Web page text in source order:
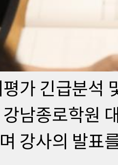
가 긴급분석
남종로학원
강사의 발표